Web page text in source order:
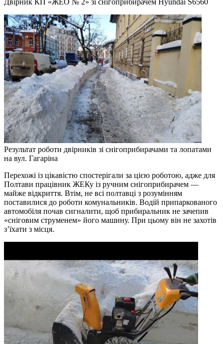
Результат роботи двірників зі снігоприбирачами та лопатами
на вул. Гагаріна
Перехожі із цікавістю спостерігали за цією роботою, адже для
Полтави працівник ЖЕКу із ручним снігоприбирачем —
майже відкриття. Втім, не всі полтавці з розумінням
поставилися до роботи комунальників. Водій припаркованого
автомобіля почав сигналити, щоб прибиральник не зачепив
«сніговим струменем» його машину. При цьому він не захотів
з’їхати з місця.